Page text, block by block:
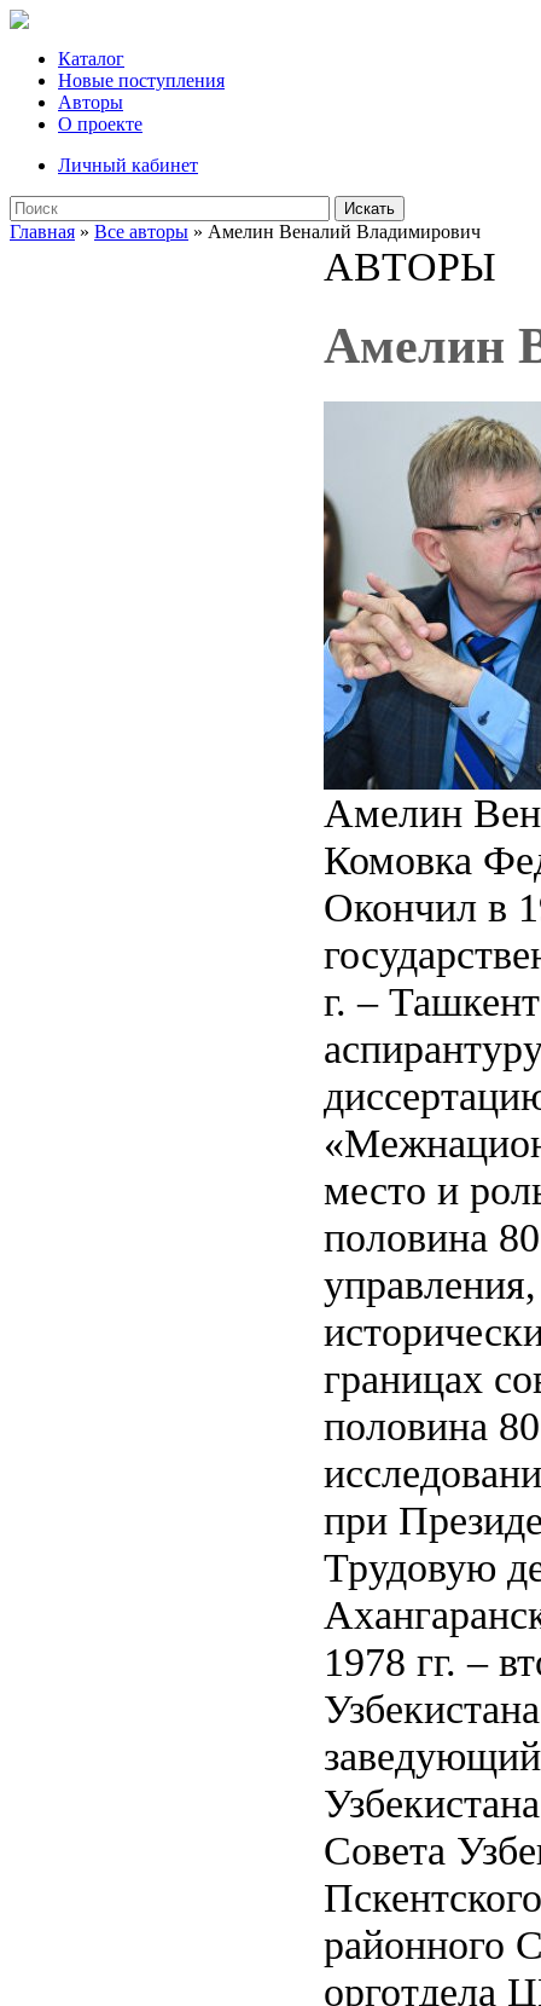
Каталог
Новые поступления
Авторы
О проекте
Личный кабинет
Искать
Главная » Все авторы » Амелин Веналий Владимирович
АВТОРЫ
Амелин
Амелин
Комовка
Окончил в
г. –
место и
половина
границах
половина
при
Трудовую
1978 гг. –
Совета
районного
орготдела